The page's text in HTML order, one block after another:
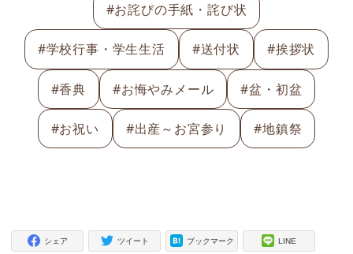
#お詫びの手紙・詫び状
#学校行事・学生生活 #送付状 #挨拶状
#香典 #お悔やみメール #盆・初盆
#お祝い #出産～お宮参り #地鎮祭
シェア ツイート ブックマーク LINE